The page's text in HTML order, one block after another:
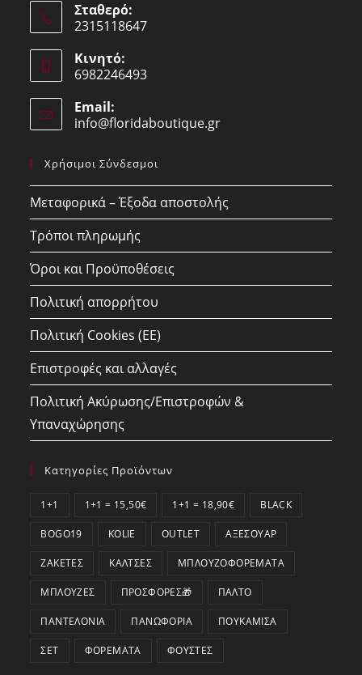
Σταθερό:
2315118647
in
your
application
Κινητό:
6982246493
in
your
Email:
info@floridaboutique.grOpens
Χρήσιμοι Σύνδεσμοι
Μεταφορικά – Έξοδα αποστολής
Τρόποι πληρωμής
Όροι και Προϋποθέσεις
Πολιτική απορρήτου
Πολιτική Cookies (ΕΕ)
Επιστροφές και αλλαγές
Πολιτική Ακύρωσης/Επιστροφών &
Υπαναχώρησης
Κατηγορίες Προϊόντων
1+1 1+1 = 15,50€ 1+1 = 18,90€ BLACK
BOGO19 KOLIE OUTLET ΑΞΕΣΟΥΆΡ
ΖΑΚΈΤΕΣ ΚΆΛΤΣΕΣ ΜΠΛΟΥΖΟΦΟΡΈΜΑΤΑ
ΜΠΛΟΎΖΕΣ ΠΡΟΣΦΟΡΕΣ🎁 ΠΑΛΤΌ
ΠΑΝΤΕΛΌΝΙΑ ΠΑΝΩΦΌΡΙΑ ΠΟΥΚΆΜΙΣΑ
ΣΕΤ ΦΟΡΈΜΑΤΑ ΦΟΎΣΤΕΣ